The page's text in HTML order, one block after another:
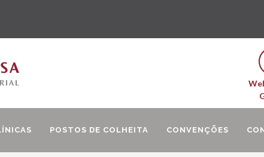
POSTOS DE COLHEITA CONVENÇÕES